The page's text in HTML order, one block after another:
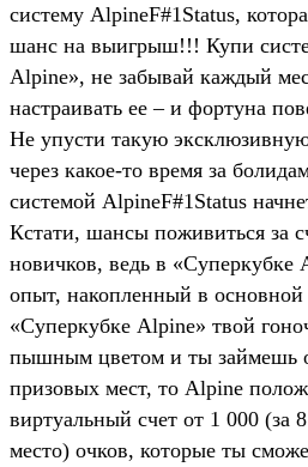
систему AlpineF#1Status,
шанс на выигрыш!!! Купи
Alpine», не забывай каждый
настраивать ее – и фортуна
Не упусти такую
через какое-то время за
системой AlpineF#1Status
Кстати, шансы поживиться за
новичков, ведь в «Суперкубке
опыт, накопленный в
«Суперкубке Alpine» твой
пышным цветом и ты займешь
призовых мест, то Alpine
виртуальный счет от 1 000 (за
место) очков, которые ты